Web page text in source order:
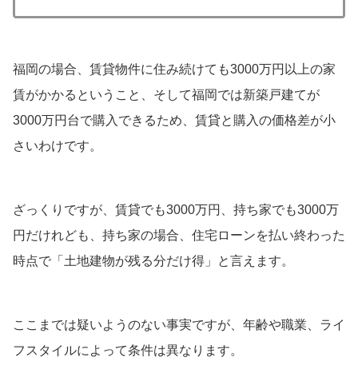
福岡の場合、賃貸物件に住み続けても3000万円以上の家
賃がかかるということ、そして福岡では新築戸建てが
3000万円台で購入できるため、賃貸と購入の価格差が小
さいわけです。
ざっくりですが、賃貸でも3000万円、持ち家でも3000万
円だけれども、持ち家の場合、住宅ローンを払い終わった
時点で「土地建物が残る分だけ得」と言えます。
ここまでは疑いようのない事実ですが、年齢や職業、ライ
フスタイルによって条件は異なります。